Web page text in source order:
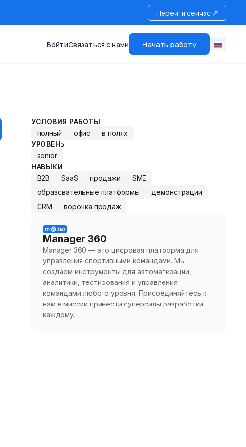
Перейти сейчас ↗
ВойтиСвязаться с нами Начать работу
УСЛОВИЯ РАБОТЫ
полный
офис
в полях
УРОВЕНЬ
senior
НАВЫКИ
B2B
SaaS продажи
SME
образовательные платформы
демонстрации
CRM
воронка продаж
Manager 360
Manager 360 — это цифровая платформа для
управления спортивными командами. Мы
создаем инструменты для автоматизации,
аналитики, тестирования и управления
командами любого уровня. Присоединяйтесь к
нам в миссии принести суперсилы разработки
каждому.